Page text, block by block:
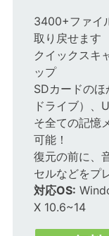
3400+ファイ
取り戻せます
クイックスキ
ップ
SDカードの
ドライブ）、
そ全ての記憶
可能！
復元の前に、
セルなどをプ
対応OS:
X 10.6~14